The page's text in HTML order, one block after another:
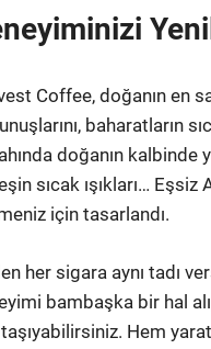
Coffee, doğanın en
baharatların
doğanın kalbinde
sıcak ışıkları…
için tasarlandı.
her sigara aynı tadı
bambaşka bir hal
Hem